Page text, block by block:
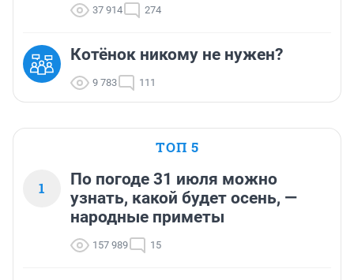
37 914 274
Котёнок никому не нужен?
9 783 111
ТОП 5
1
По погоде 31 июля можно
узнать, какой будет осень, —
народные приметы
157 989 15